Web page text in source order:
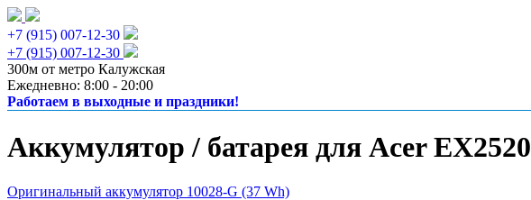
+7 (915) 007-12-30
+7 (915) 007-12-30
300м от метро Калужская
Ежедневно: 8:00 - 20:00
Работаем в выходные и праздники!
Аккумулятор / батарея для Acer EX2520
Оригинальный аккумулятор 10028-G (37 Wh)